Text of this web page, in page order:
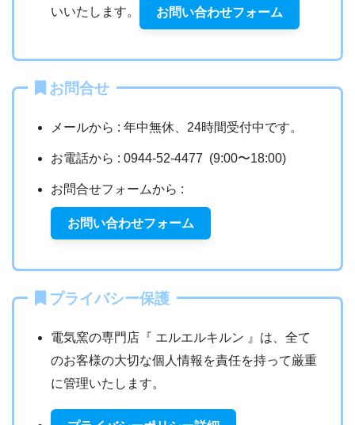
いいたします。 お問い合わせフォーム
お問合せ
メールから : 年中無休、24時間受付中です。
お電話から : 0944-52-4477 (9:00〜18:00)
お問合せフォームから :
お問い合わせフォーム
プライバシー保護
電気窯の専門店『 エルエルキルン 』は、全て
のお客様の大切な個人情報を責任を持って厳重
に管理いたします。